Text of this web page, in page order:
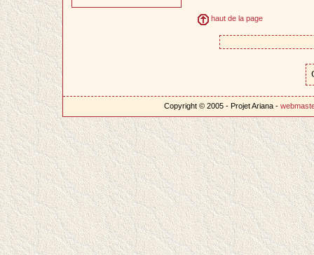
haut de la page
Copyright © 2005 - Projet Ariana -